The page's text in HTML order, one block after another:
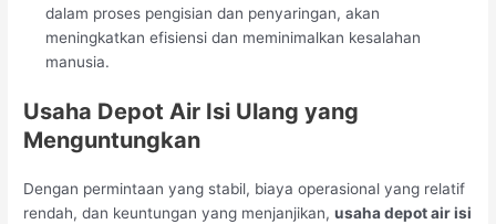
dalam proses pengisian dan penyaringan, akan
meningkatkan efisiensi dan meminimalkan kesalahan
manusia.
Usaha Depot Air Isi Ulang yang
Menguntungkan
Dengan permintaan yang stabil, biaya operasional yang relatif
rendah, dan keuntungan yang menjanjikan,usaha depot air isi